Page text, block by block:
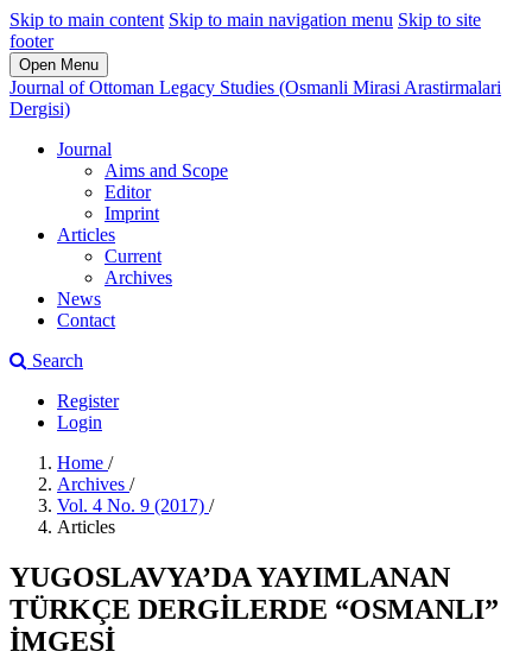
Skip to main content Skip to main navigation menu Skip to site
footer
Open Menu
Journal of Ottoman Legacy Studies (Osmanli Mirasi Arastirmalari
Dergisi)
Journal
Aims and Scope
Editor
Imprint
Articles
Current
Archives
News
Contact
Search
Register
Login
Home /
Archives /
Vol. 4 No. 9 (2017) /
Articles
YUGOSLAVYA’DA YAYIMLANAN
TÜRKÇE DERGİLERDE “OSMANLI”
İMGESİ